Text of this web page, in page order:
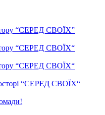
“СЕРЕД СВОЇХ”
“СЕРЕД СВОЇХ“
“СЕРЕД СВОЇХ“
“СЕРЕД СВОЇХ“